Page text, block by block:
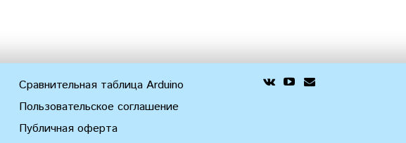
Сравнительная таблица Arduino
Пользовательское соглашение
Публичная оферта